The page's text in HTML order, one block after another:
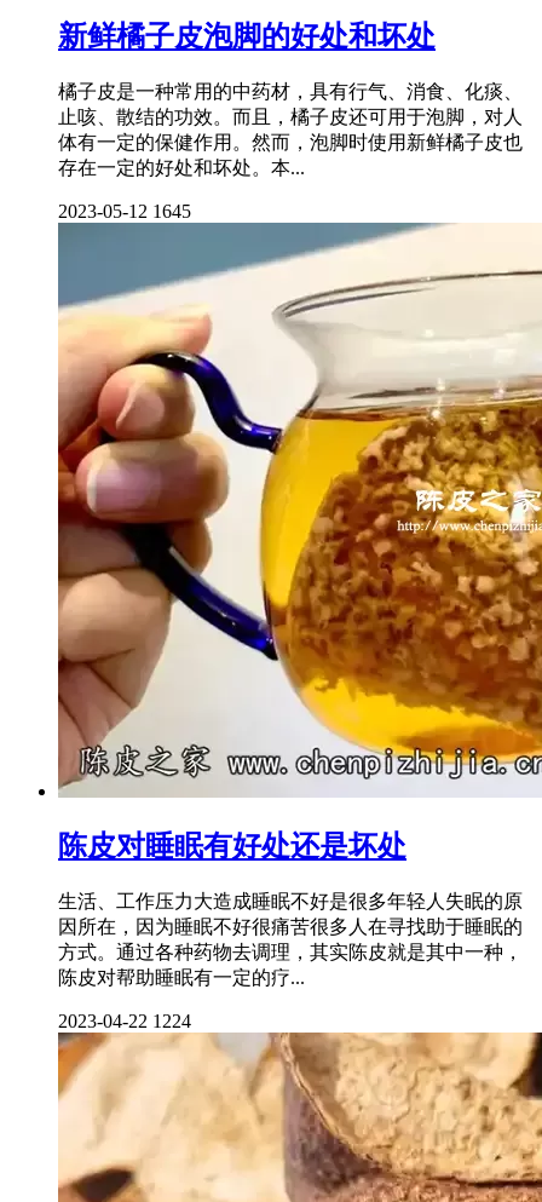
新鲜橘子皮泡脚的好处和坏处
橘子皮是一种常用的中药材，具有行气、消食、化痰、
止咳、散结的功效。而且，橘子皮还可用于泡脚，对人
体有一定的保健作用。然而，泡脚时使用新鲜橘子皮也
存在一定的好处和坏处。本...
2023-05-12 1645
陈皮对睡眠有好处还是坏处
生活、工作压力大造成睡眠不好是很多年轻人失眠的原
因所在，因为睡眠不好很痛苦很多人在寻找助于睡眠的
方式。通过各种药物去调理，其实陈皮就是其中一种，
陈皮对帮助睡眠有一定的疗...
2023-04-22 1224